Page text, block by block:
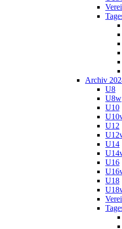
Archiv
U8
U8w
U10
U12
U14
U16
U18